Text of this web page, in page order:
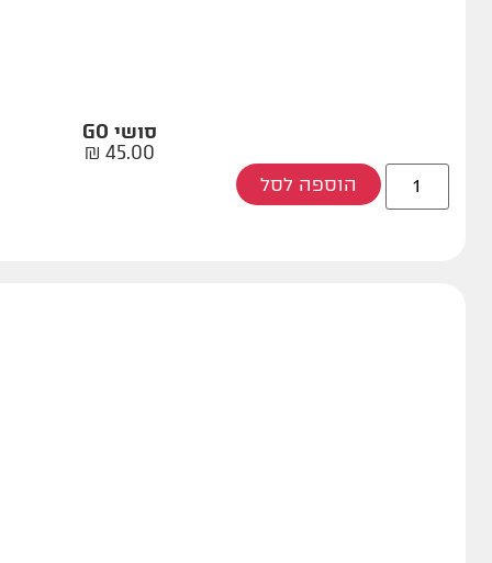
סושי GO
45.00
₪
הוספה לסל